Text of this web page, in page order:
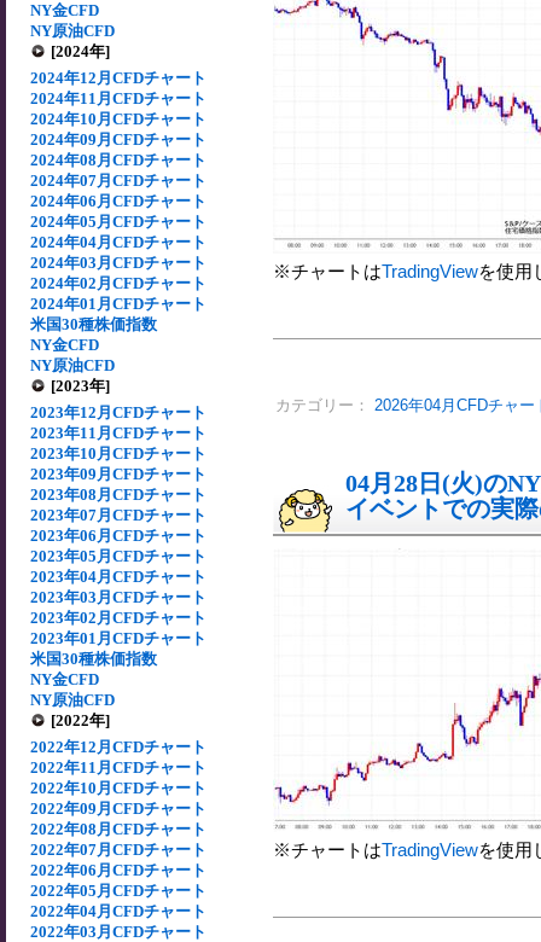
NY金CFD
NY原油CFD
[2024年]
2024年12月CFDチャート
2024年11月CFDチャート
2024年10月CFDチャート
2024年09月CFDチャート
2024年08月CFDチャート
2024年07月CFDチャート
2024年06月CFDチャート
2024年05月CFDチャート
2024年04月CFDチャート
2024年03月CFDチャート
2024年02月CFDチャート
2024年01月CFDチャート
米国30種株価指数
NY金CFD
NY原油CFD
[2023年]
2023年12月CFDチャート
2023年11月CFDチャート
2023年10月CFDチャート
2023年09月CFDチャート
2023年08月CFDチャート
2023年07月CFDチャート
2023年06月CFDチャート
2023年05月CFDチャート
2023年04月CFDチャート
2023年03月CFDチャート
2023年02月CFDチャート
2023年01月CFDチャート
米国30種株価指数
NY金CFD
NY原油CFD
[2022年]
2022年12月CFDチャート
2022年11月CFDチャート
2022年10月CFDチャート
2022年09月CFDチャート
2022年08月CFDチャート
2022年07月CFDチャート
2022年06月CFDチャート
2022年05月CFDチャート
2022年04月CFDチャート
2022年03月CFDチャート
※チャートはTradingViewを使用
カテゴリー： 2026年04月CFDチャー
04月28日(火)の
イベントでの実
※チャートはTradingViewを使用